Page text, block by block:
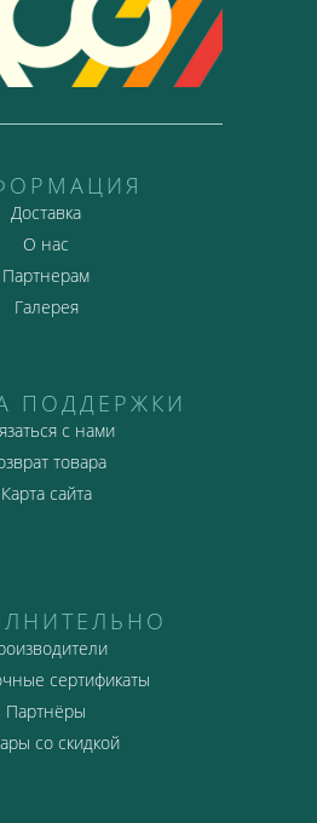
Доставка
О нас
Партнерам
Галерея
ПОДДЕРЖКИ
с нами
товара
Карта сайта
сертификаты
Партнёры
со скидкой